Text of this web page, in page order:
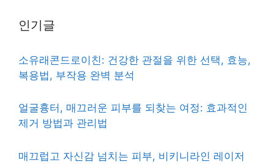
인기글
소유래콘드로이친: 건강한 관절을 위한 선택, 효능,
복용법, 부작용 완벽 분석
얼굴흉터, 매끄러운 피부를 되찾는 여정: 효과적인
제거 방법과 관리법
매끄럽고 자신감 넘치는 피부, 비키니라인 레이저